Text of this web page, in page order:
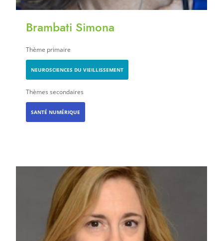
Brambati Simona
Thème primaire
NEUROSCIENCES DU VIEILLISSEMENT
Thèmes secondaires
SANTÉ NUMÉRIQUE